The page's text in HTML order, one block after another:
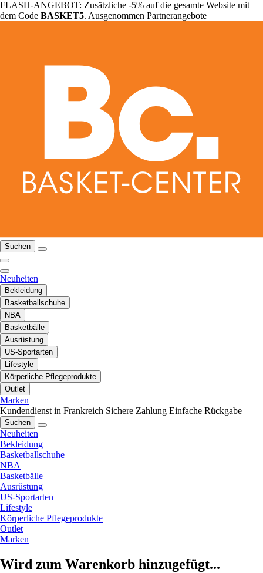
FLASH-ANGEBOT: Zusätzliche -5% auf die gesamte Website mit
dem Code BASKET5. Ausgenommen Partnerangebote
Suchen
Neuheiten
Bekleidung
Basketballschuhe
NBA
Basketbälle
Ausrüstung
US-Sportarten
Lifestyle
Körperliche Pflegeprodukte
Outlet
Marken
Kundendienst in Frankreich Sichere Zahlung Einfache Rückgabe
Suchen
Neuheiten
Bekleidung
Basketballschuhe
NBA
Basketbälle
Ausrüstung
US-Sportarten
Lifestyle
Körperliche Pflegeprodukte
Outlet
Marken
Wird zum Warenkorb hinzugefügt...